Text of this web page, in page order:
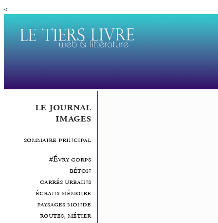
<
le journal
images
sommaire principal
#Évry corps
béton
carrés urbains
écrans mémoire
paysages monde
routes, métier